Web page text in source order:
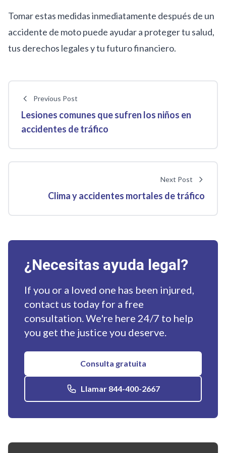
Tomar estas medidas inmediatamente después de un
accidente de moto puede ayudar a proteger tu salud,
tus derechos legales y tu futuro financiero.
Previous Post
Lesiones comunes que sufren los niños en
accidentes de tráfico
Next Post
Clima y accidentes mortales de tráfico
¿Necesitas ayuda legal?
If you or a loved one has been injured,
contact us today for a free
consultation. We're here 24/7 to help
you get the justice you deserve.
Consulta gratuita
Llamar 844-400-2667